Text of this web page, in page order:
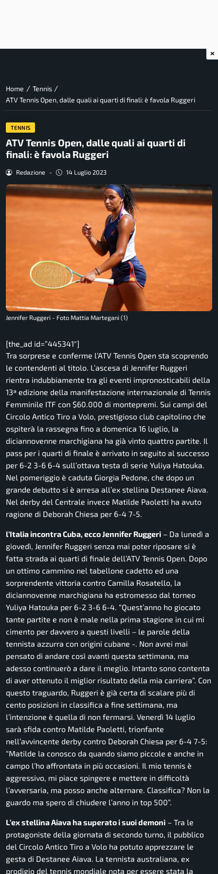
Home / Tennis /
ATV Tennis Open, dalle quali ai quarti di finali: è favola Ruggeri
TENNIS
ATV Tennis Open, dalle quali ai quarti di
finali: è favola Ruggeri
Redazione - 14 Luglio 2023
Jennifer Ruggeri - Foto Mattia Martegani (1)
[the_ad id=”445341″]
Tra sorprese e conferme l’ATV Tennis Open sta scoprendo
le contendenti al titolo. L’ascesa di Jennifer Ruggeri
rientra indubbiamente tra gli eventi impronosticabili della
13ª edizione della manifestazione internazionale di Tennis
Femminile ITF con $60.000 di montepremi. Sui campi del
Circolo Antico Tiro a Volo, prestigioso club capitolino che
ospiterà la rassegna fino a domenica 16 luglio, la
diciannovenne marchigiana ha già vinto quattro partite. Il
pass per i quarti di finale è arrivato in seguito al successo
per 6-2 3-6 6-4 sull’ottava testa di serie Yuliya Hatouka.
Nel pomeriggio è caduta Giorgia Pedone, che dopo un
grande debutto si è arresa all’ex stellina Destanee Aiava.
Nel derby del Centrale invece Matilde Paoletti ha avuto
ragione di Deborah Chiesa per 6-4 7-5.
l’Italia incontra Cuba, ecco Jennifer Ruggeri – Da lunedì a
giovedì, Jennifer Ruggeri senza mai poter riposare si è
fatta strada ai quarti di finale dell’ATV Tennis Open. Dopo
un ottimo cammino nel tabellone cadetto ed una
sorprendente vittoria contro Camilla Rosatello, la
diciannovenne marchigiana ha estromesso dal torneo
Yuliya Hatouka per 6-2 3-6 6-4. “Quest’anno ho giocato
tante partite e non è male nella prima stagione in cui mi
cimento per davvero a questi livelli – le parole della
tennista azzurra con origini cubane -. Non avrei mai
pensato di andare così avanti questa settimana, ma
adesso continuerò a dare il meglio. Intanto sono contenta
di aver ottenuto il miglior risultato della mia carriera”. Con
questo traguardo, Ruggeri è già certa di scalare più di
cento posizioni in classifica a fine settimana, ma
l’intenzione è quella di non fermarsi. Venerdì 14 luglio
sarà sfida contro Matilde Paoletti, trionfante
nell’avvincente derby contro Deborah Chiesa per 6-4 7-5:
“Matilde la conosco da quando siamo piccole e anche in
campo l’ho affrontata in più occasioni. Il mio tennis è
aggressivo, mi piace spingere e mettere in difficoltà
l’avversaria, ma posso anche alternare. Classifica? Non la
guardo ma spero di chiudere l’anno in top 500”.
L’ex stellina Aiava ha superato i suoi demoni – Tra le
protagoniste della giornata di secondo turno, il pubblico
del Circolo Antico Tiro a Volo ha potuto apprezzare le
gesta di Destanee Aiava. La tennista australiana, ex
prodigio del tennis mondiale nota per essere stata la
×